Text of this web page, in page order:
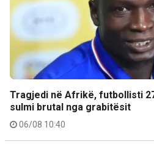
Tragjedi në Afrikë, futbollisti
sulmi brutal nga grabitësit
06/08 10:40